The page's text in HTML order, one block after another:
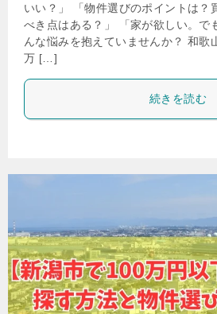
いい？」 「物件選びのポイントは？
べき点はある？」 「家が欲しい。
んな悩みを抱えていませんか？ 和歌
万 […]
続きを読む